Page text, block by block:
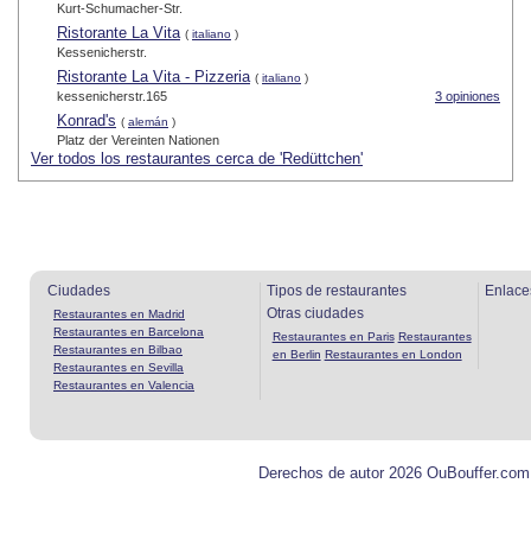
Kurt-Schumacher-Str.
Ristorante La Vita ( italiano )
Kessenicherstr.
Ristorante La Vita - Pizzeria ( italiano )
3 opiniones
kessenicherstr.165
Konrad's ( alemán )
Platz der Vereinten Nationen
Ver todos los restaurantes cerca de 'Redüttchen'
Ciudades
Restaurantes en Madrid
Restaurantes en Barcelona
Restaurantes en Bilbao
Restaurantes en Sevilla
Restaurantes en Valencia
Tipos de restaurantes
Otras ciudades
Restaurantes en Paris Restaurantes
en Berlin Restaurantes en London
Derechos de autor 2026